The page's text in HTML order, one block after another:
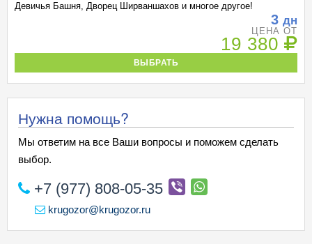
Девичья Башня, Дворец Ширваншахов и многое другое!
3 дн
ЦЕНА ОТ
19 380
ВЫБРАТЬ
Нужна помощь?
Мы ответим на все Ваши вопросы и поможем сделать
выбор.
+7 (977) 808-05-35
krugozor@krugozor.ru